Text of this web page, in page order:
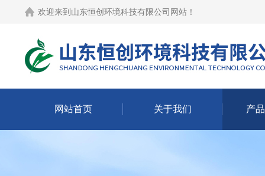
欢迎来到 山东恒创环境科技有限公司网站 ！
网站首页 关于我们 产